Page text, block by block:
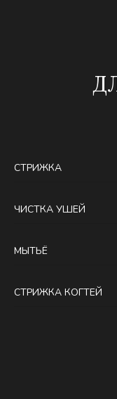
СТРИЖКА
ЧИСТКА УШЕЙ
МЫТЬЁ
СТРИЖКА КОГТЕЙ